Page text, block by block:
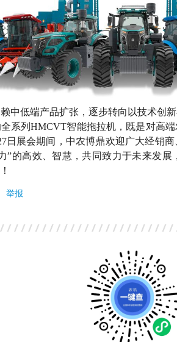
中低端产品扩张，逐步转向以技术创
系列HMCVT智能拖拉机，既是对高
日展会期间，中农博鼎欢迎广大经销
”的高效、智慧，共同致力于未来发
举报